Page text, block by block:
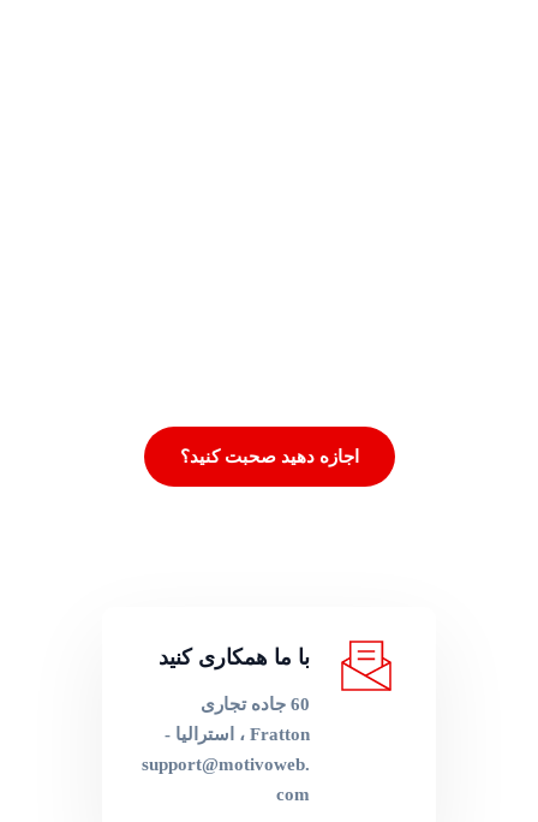
اجازه دهید صحبت کنید؟
با ما همکاری کنید
60 جاده تجاری
Fratton ، استرالیا -
support@motivoweb.
com